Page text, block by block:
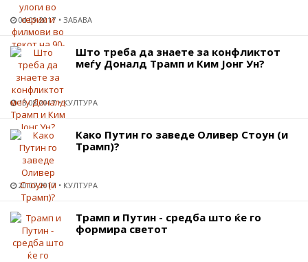
04.09.2017 ЗАБАВА
Што треба да знаете за конфликтот
меѓу Доналд Трамп и Ким Јонг Ун?
13.08.2017 КУЛТУРА
Како Путин го заведе Оливер Стоун (и
Трамп)?
20.07.2017 КУЛТУРА
Трамп и Путин - средба што ќе го
формира светот